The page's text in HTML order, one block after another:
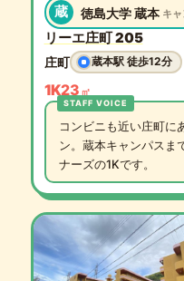
蔵 徳島大学 蔵本 キ
リーエ庄町 205
庄町 蔵本駅 徒歩12分
1K23 ㎡
コンビニも近い庄町に
ン。蔵本キャンパスま
ナーズの1Kです。